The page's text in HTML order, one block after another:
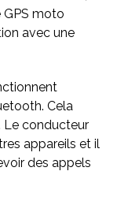
GPS moto
avec une
Cela
Le conducteur
appareils et il
des appels